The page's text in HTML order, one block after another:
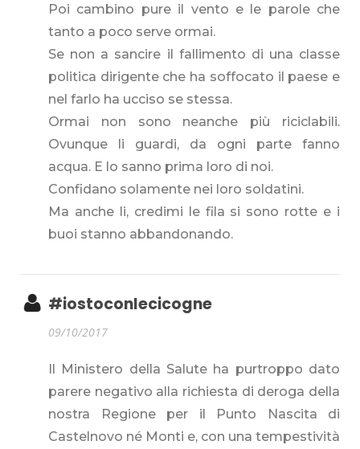
Poi cambino pure il vento e le parole che
tanto a poco serve ormai.
Se non a sancire il fallimento di una classe
politica dirigente che ha soffocato il paese e
nel farlo ha ucciso se stessa.
Ormai non sono neanche più riciclabili.
Ovunque li guardi, da ogni parte fanno
acqua. E lo sanno prima loro di noi.
Confidano solamente nei loro soldatini.
Ma anche li, credimi le fila si sono rotte e i
buoi stanno abbandonando.
#iostoconlecicogne
09/10/2017
Il Ministero della Salute ha purtroppo dato
parere negativo alla richiesta di deroga della
nostra Regione per il Punto Nascita di
Castelnovo né Monti e, con una tempestività